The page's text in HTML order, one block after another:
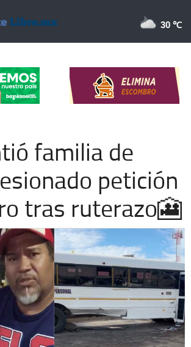
30 ℃
familia de
petición
tras ruterazo🎦